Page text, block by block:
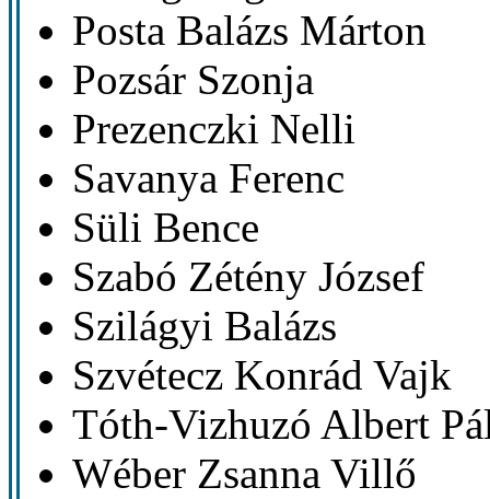
Posta Balázs Márton
Pozsár Szonja
Prezenczki Nelli
Savanya Ferenc
Süli Bence
Szabó Zétény József
Szilágyi Balázs
Szvétecz Konrád Vajk
Tóth-Vizhuzó Albert
Wéber Zsanna Villő